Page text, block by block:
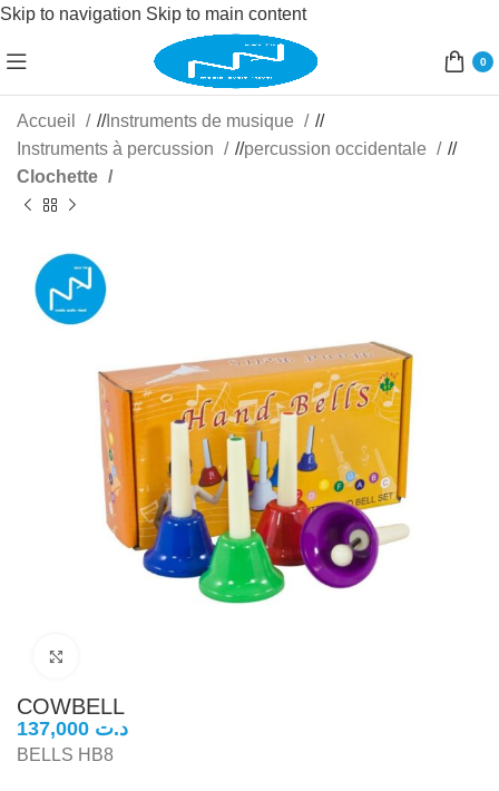
Skip to navigation Skip to main content
0
Accueil / Instruments de musique
/
Instruments à percussion
/ percussion occidentale
/
Clochette
COWBELL
د.ت
BELLS HB8